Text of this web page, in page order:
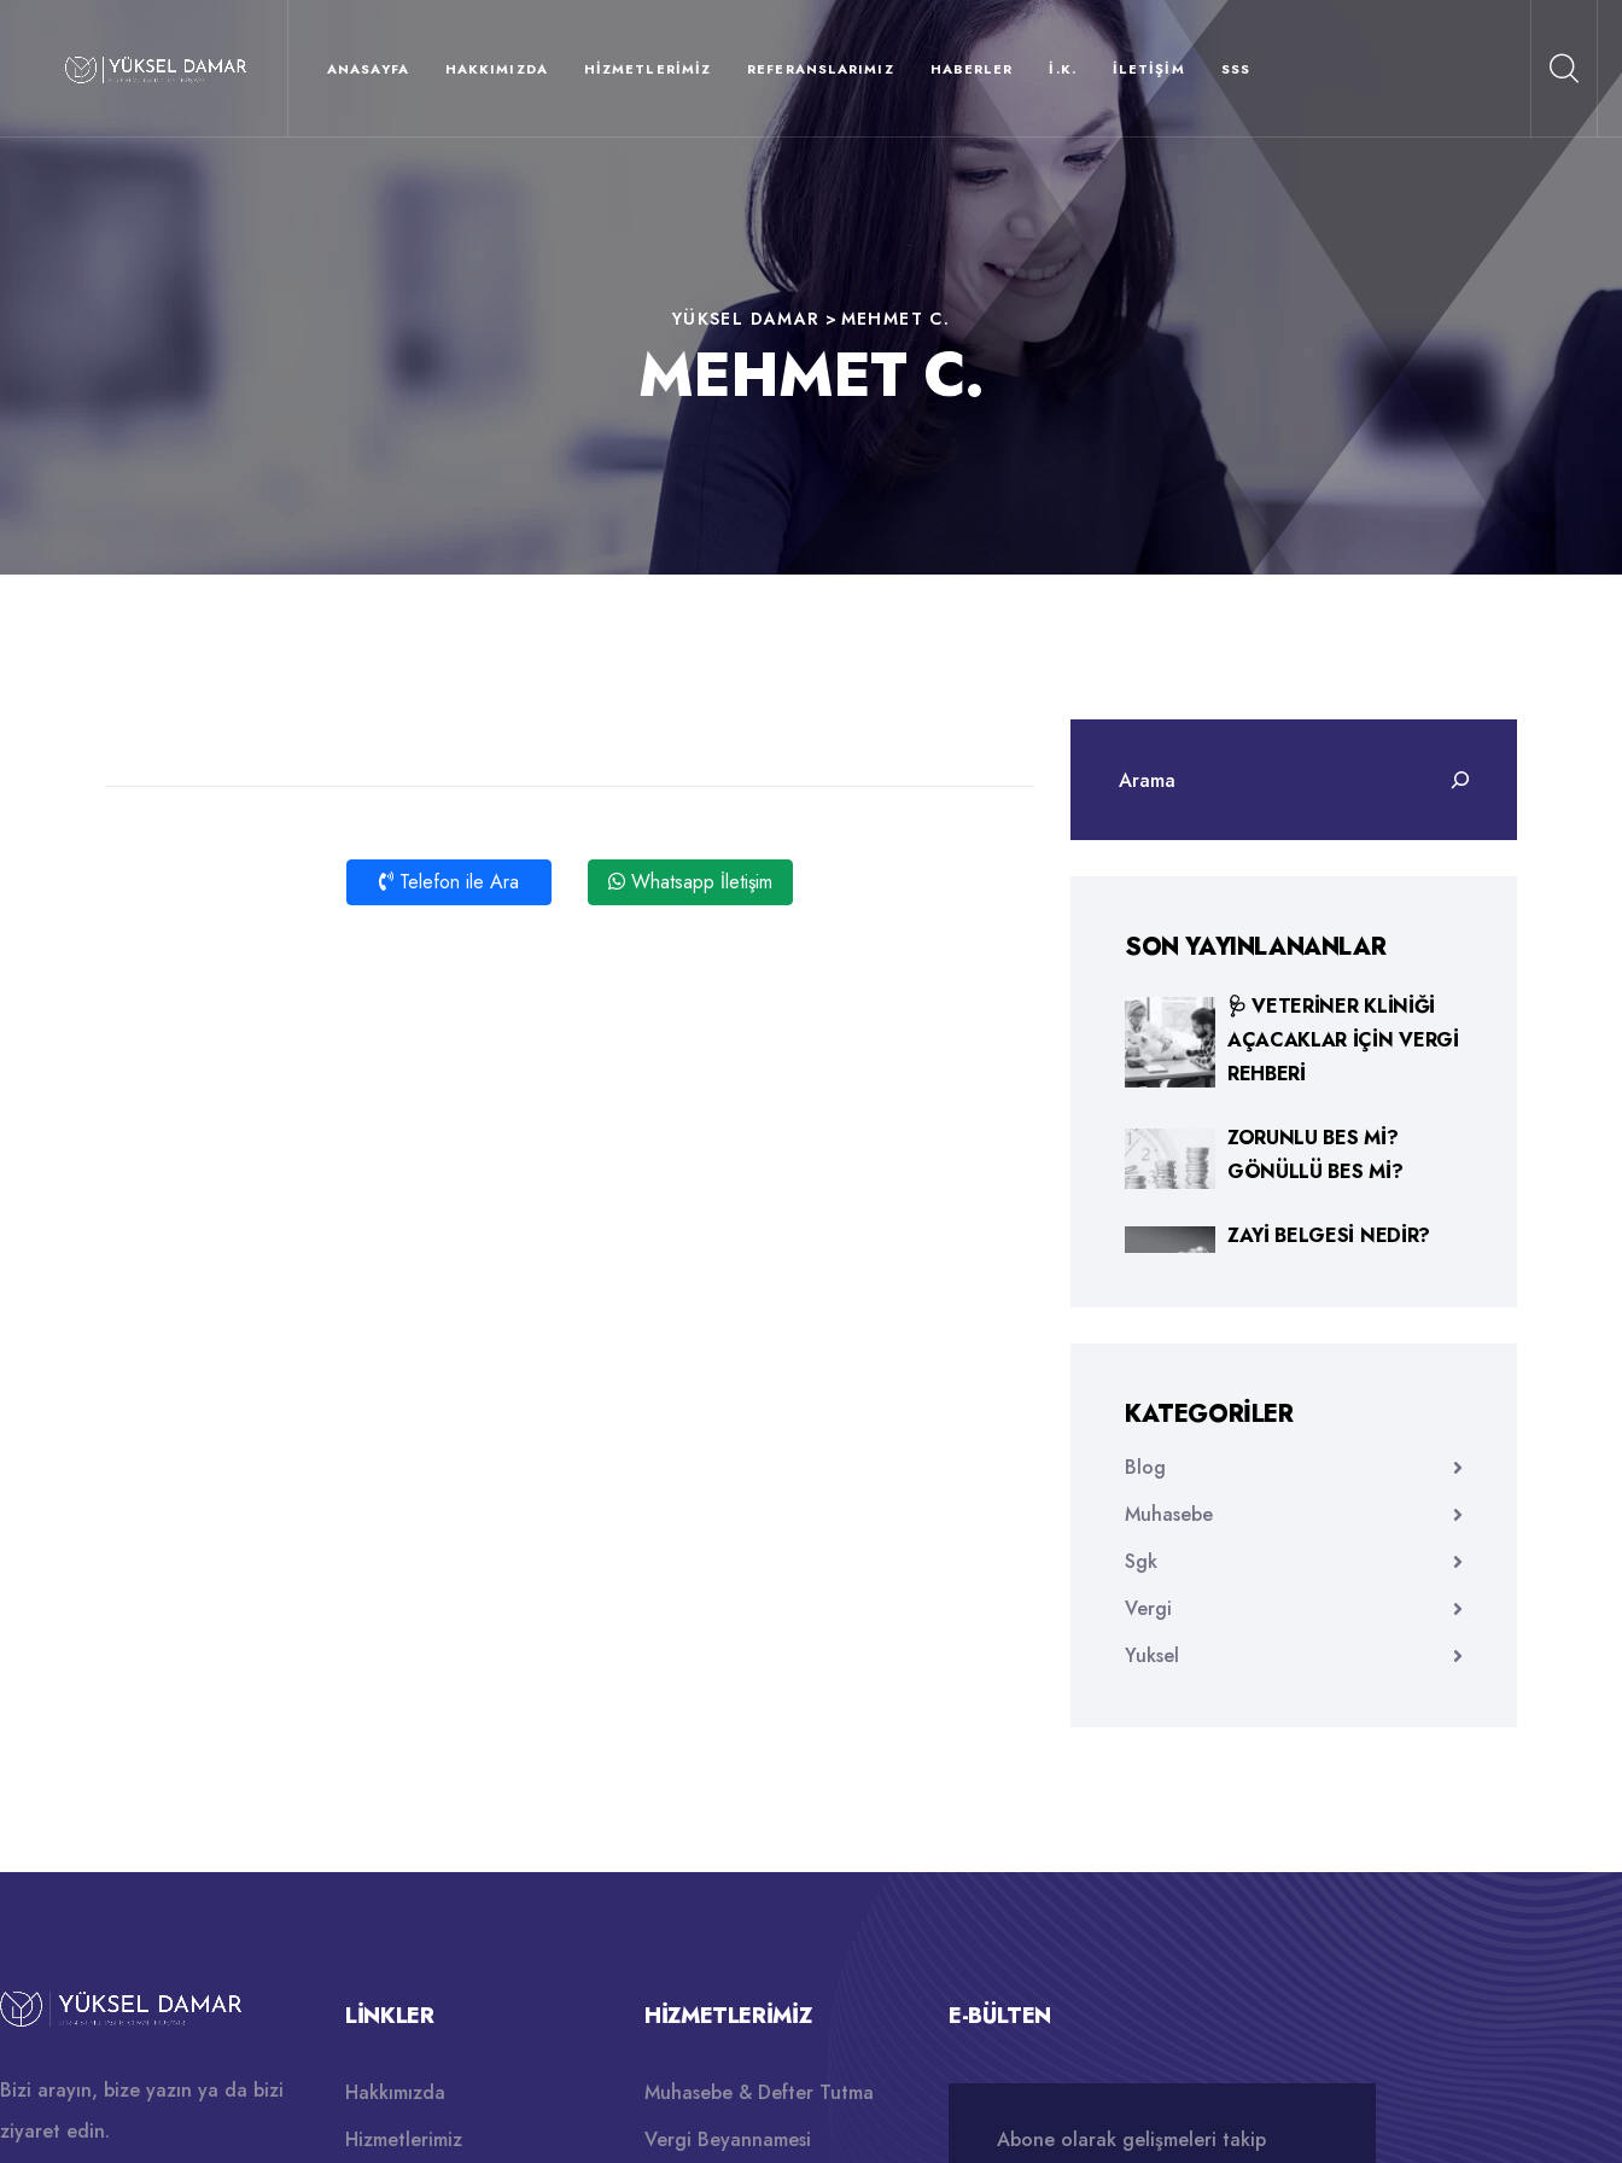
ANASAYFA HAKKIMIZDA HIZMETLERIMIZ REFERANSLARIMIZ HABERLER İ.K. İLETIŞIM SSS
YÜKSEL DAMAR > MEHMET C.
MEHMET C.
Telefon ile Ara Whatsapp İletişim
SON YAYINLANANLAR
🩺 VETERINER KLINIĞI
AÇACAKLAR İÇIN VERGI
REHBERI
ZORUNLU BES MI?
GÖNÜLLÜ BES MI?
ZAYI BELGESI NEDIR?
KATEGORILER
Blog
Muhasebe
Sgk
Vergi
Yuksel
Bizi arayın, bize yazın ya da bizi
ziyaret edin.
LINKLER
Hakkımızda
Hizmetlerimiz
HIZMETLERIMIZ
Muhasebe & Defter Tutma
Vergi Beyannamesi
E-BÜLTEN
Abone olarak gelişmeleri takip